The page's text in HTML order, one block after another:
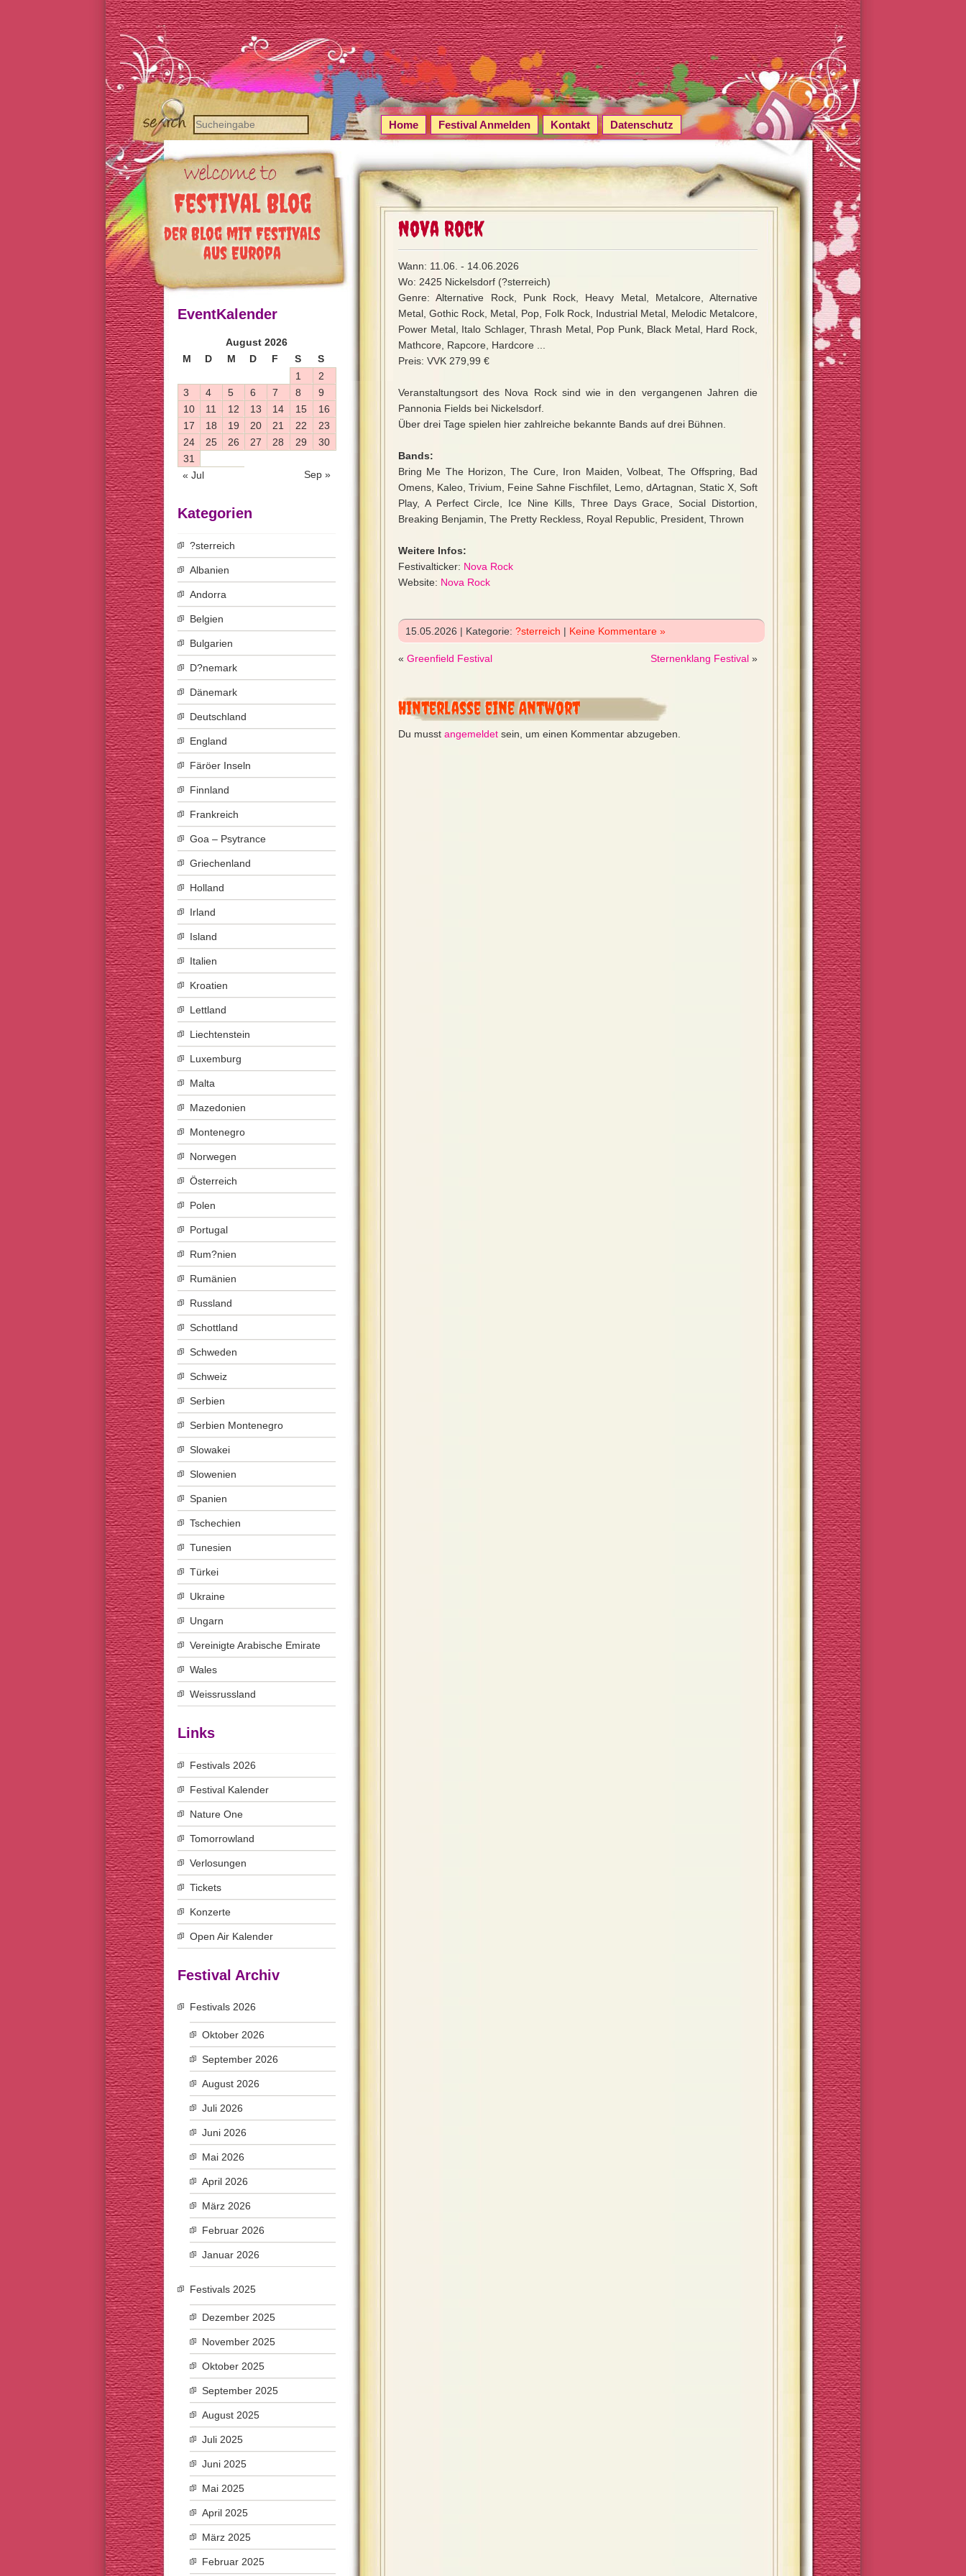
Festival Blog
der Blog mit Festivals
aus Europa
Home Festival Anmelden Kontakt Datenschutz
Nova Rock
Wann: 11.06. - 14.06.2026
Wo: 2425 Nickelsdorf (?sterreich)
Genre: Alternative Rock, Punk Rock, Heavy Metal, Metalcore, Alternative
Metal, Gothic Rock, Metal, Pop, Folk Rock, Industrial Metal, Melodic Metalcore,
Power Metal, Italo Schlager, Thrash Metal, Pop Punk, Black Metal, Hard Rock,
Mathcore, Rapcore, Hardcore ...
Preis: VVK 279,99 €
Veranstaltungsort des Nova Rock sind wie in den vergangenen Jahren die
Pannonia Fields bei Nickelsdorf.
Über drei Tage spielen hier zahlreiche bekannte Bands auf drei Bühnen.
Bands:
Bring Me The Horizon, The Cure, Iron Maiden, Volbeat, The Offspring, Bad
Omens, Kaleo, Trivium, Feine Sahne Fischfilet, Lemo, dArtagnan, Static X, Soft
Play, A Perfect Circle, Ice Nine Kills, Three Days Grace, Social Distortion,
Breaking Benjamin, The Pretty Reckless, Royal Republic, President, Thrown
Weitere Infos:
Festivalticker: Nova Rock
Website: Nova Rock
15.05.2026 | Kategorie: ?sterreich | Keine Kommentare »
« Greenfield Festival Sternenklang Festival »
Hinterlasse eine Antwort
Du musst angemeldet sein, um einen Kommentar abzugeben.
EventKalender
August 2026
M
D M D F S S
« Jul Sep »
1
2
3
4 5 6 7 8
9
10
11 12 13 14 15
16
17
18 19 20 21 22
23
24
25 26 27 28 29
30
31
Kategorien
?sterreich
Albanien
Andorra
Belgien
Bulgarien
D?nemark
Dänemark
Deutschland
England
Färöer Inseln
Finnland
Frankreich
Goa – Psytrance
Griechenland
Holland
Irland
Island
Italien
Kroatien
Lettland
Liechtenstein
Luxemburg
Malta
Mazedonien
Montenegro
Norwegen
Österreich
Polen
Portugal
Rum?nien
Rumänien
Russland
Schottland
Schweden
Schweiz
Serbien
Serbien Montenegro
Slowakei
Slowenien
Spanien
Tschechien
Tunesien
Türkei
Ukraine
Ungarn
Vereinigte Arabische Emirate
Wales
Weissrussland
Links
Festivals 2026
Festival Kalender
Nature One
Tomorrowland
Verlosungen
Tickets
Konzerte
Open Air Kalender
Festival Archiv
Festivals 2026
Oktober 2026
September 2026
August 2026
Juli 2026
Juni 2026
Mai 2026
April 2026
März 2026
Februar 2026
Januar 2026
Festivals 2025
Dezember 2025
November 2025
Oktober 2025
September 2025
August 2025
Juli 2025
Juni 2025
Mai 2025
April 2025
März 2025
Februar 2025